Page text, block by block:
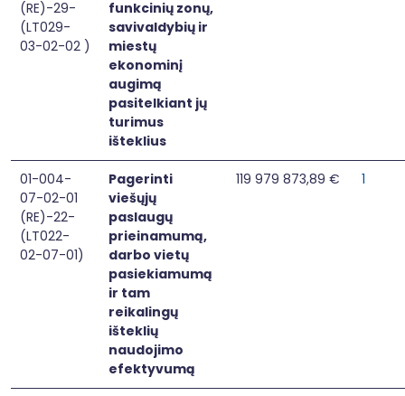
(RE)-29-
(LT029-
03-02-02 )
funkcinių zonų,
savivaldybių ir
miestų
ekonominį
augimą
pasitelkiant jų
turimus
išteklius
01-004-
07-02-01
(RE)-22-
(LT022-
02-07-01)
Pagerinti
viešųjų
paslaugų
prieinamumą,
darbo vietų
pasiekiamumą
ir tam
reikalingų
išteklių
naudojimo
efektyvumą
119 979 873,89 € 1